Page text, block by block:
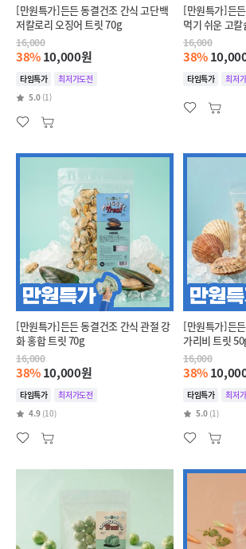
[만원특가]든든 동결건조 간식 고단백
저칼로리 오징어 트릿 70g
16,000
38%10,000원
타임특가
최저가도전
5.0 (1)
[만원특가]든
먹기 쉬운 고
16,000
38%
타임특가 최저
[만원특가]든든 동결건조 간식 관절 강
화 홍합 트릿 70g
16,000
38%10,000원
타임특가
최저가도전
4.9 (10)
[만원특가]든
가리비 트릿
16,000
38%
타임특가
최저
5.0 (1)